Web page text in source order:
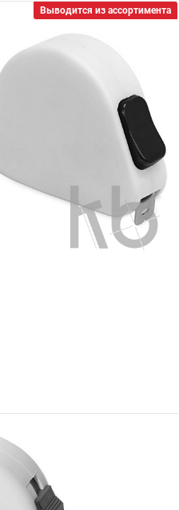
Выводится из ассортимента